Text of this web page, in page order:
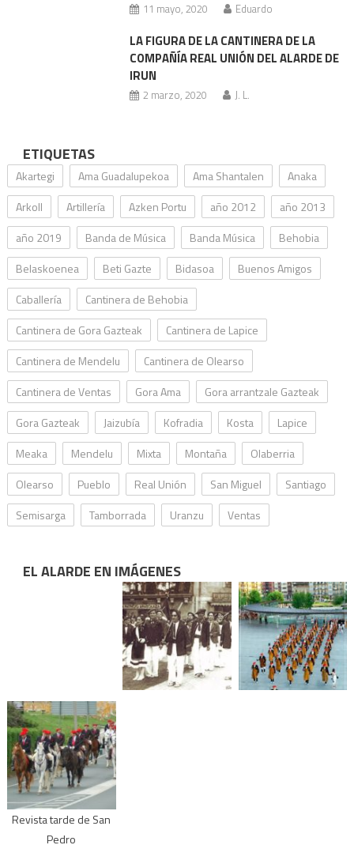
11 mayo, 2020 Eduardo
LA FIGURA DE LA CANTINERA DE LA
COMPAÑÍA REAL UNIÓN DEL ALARDE DE
IRUN
2 marzo, 2020 J. L.
ETIQUETAS
Akartegi Ama Guadalupekoa Ama Shantalen
Anaka
Arkoll
Artillería Azken Portu año 2012
año 2013
año 2019
Banda de Música Banda Música
Behobia
Belaskoenea
Beti Gazte Bidasoa
Buenos Amigos
Caballería
Cantinera de Behobia
Cantinera de Gora Gazteak
Cantinera de Lapice
Cantinera de Mendelu
Cantinera de Olearso
Cantinera de Ventas
Gora Ama
Gora arrantzale Gazteak
Gora Gazteak
Jaizubía Kofradia Kosta
Lapice
Meaka
Mendelu Mixta Montaña
Olaberria
Olearso
Pueblo Real Unión San Miguel
Santiago
Semisarga
Tamborrada Uranzu Ventas
EL ALARDE EN IMÁGENES
Revista tarde de San
Pedro